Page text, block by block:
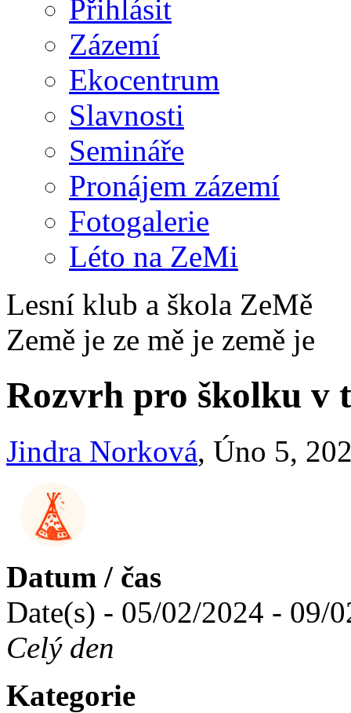
Přihlásit
Zázemí
Ekocentrum
Slavnosti
Semináře
Pronájem zázemí
Fotogalerie
Léto na ZeMi
Lesní klub a škola ZeMě
Země je ze mě je země je
Rozvrh pro školku v
Jindra Norková, Úno 5,
Datum / čas
Date(s) - 05/02/2024 - 09/
Celý den
Kategorie